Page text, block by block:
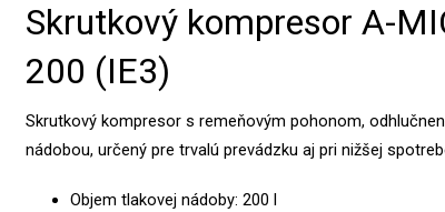
Skrutkový kompresor A-
200 (IE3)
Skrutkový kompresor s remeňovým pohonom,
nádobou, určený pre trvalú prevádzku aj pri nižšej
Objem tlakovej nádoby: 200 l